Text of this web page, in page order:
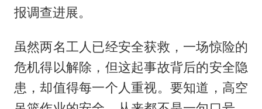
报调查进展。
虽然两名工人已经安全获救，一场惊险的
危机得以解除，但这起事故背后的安全隐
患，却值得每一个人重视。要知道，高空